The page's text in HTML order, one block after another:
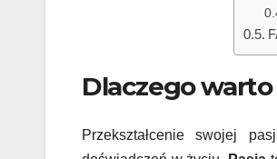
Dlaczego
Przekształcenie swojej